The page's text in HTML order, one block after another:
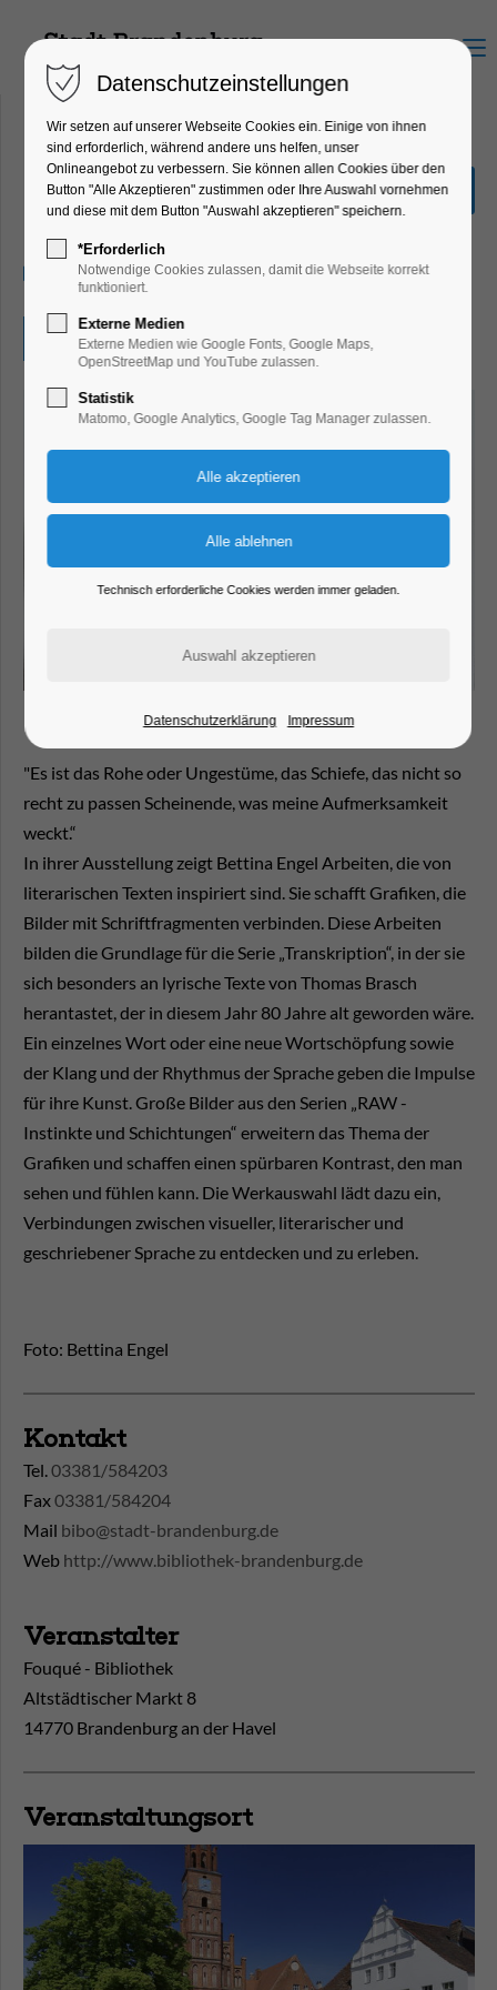
Menu
"Im Anfang war...das Wort"
Ausstellung
07.04.2025, 10:00–18:00
Eintritt frei
"Es ist das Rohe oder Ungestüme, das Schiefe, das nicht so
recht zu passen Scheinende, was meine Aufmerksamkeit
weckt.“
In ihrer Ausstellung zeigt Bettina Engel Arbeiten, die von
literarischen Texten inspiriert sind. Sie schafft Grafiken, die
Bilder mit Schriftfragmenten verbinden. Diese Arbeiten
bilden die Grundlage für die Serie „Transkription“, in der sie
sich besonders an lyrische Texte von Thomas Brasch
herantastet, der in diesem Jahr 80 Jahre alt geworden wäre.
Ein einzelnes Wort oder eine neue Wortschöpfung sowie
der Klang und der Rhythmus der Sprache geben die Impulse
für ihre Kunst. Große Bilder aus den Serien „RAW -
Instinkte und Schichtungen“ erweitern das Thema der
Grafiken und schaffen einen spürbaren Kontrast, den man
sehen und fühlen kann. Die Werkauswahl lädt dazu ein,
Verbindungen zwischen visueller, literarischer und
geschriebener Sprache zu entdecken und zu erleben.
Foto: Bettina Engel
Kontakt
Tel.03381/584203
Fax03381/584204
Mail bibo@stadt-brandenburg.de
Web http://www.bibliothek-brandenburg.de
Veranstalter
Fouqué - Bibliothek
Altstädtischer Markt 8
14770 Brandenburg an der Havel
Veranstaltungsort
Datenschutzeinstellungen
Wir setzen auf unserer Webseite Cookies ein. Einige von ihnen
sind erforderlich, während andere uns helfen, unser
Onlineangebot zu verbessern. Sie können allen Cookies über den
Button "Alle Akzeptieren" zustimmen oder Ihre Auswahl vornehmen
und diese mit dem Button "Auswahl akzeptieren" speichern.
*Erforderlich
Notwendige Cookies zulassen, damit die Webseite korrekt
funktioniert.
Externe Medien
Externe Medien wie Google Fonts, Google Maps,
OpenStreetMap und YouTube zulassen.
Statistik
Matomo, Google Analytics, Google Tag Manager zulassen.
Technisch erforderliche Cookies werden immer geladen.
Datenschutzerklärung Impressum